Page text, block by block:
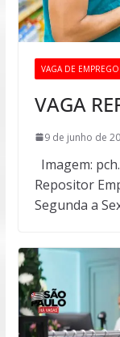
VAGA DE EMPREGO
VAGA
9 de junho de
Imagem:
Repositor
Segunda a